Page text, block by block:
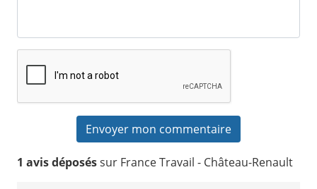
1 avis déposéssur France Travail - Château-Renault